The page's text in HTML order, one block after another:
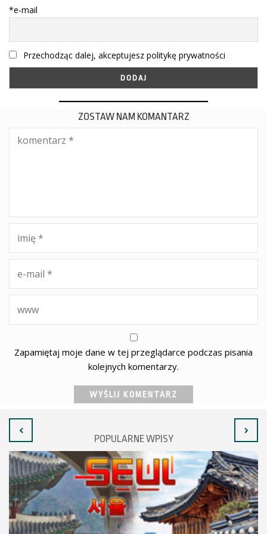
*e-mail
Przechodząc dalej, akceptujesz politykę prywatności
ZOSTAW NAM KOMANTARZ
Zapamiętaj moje dane w tej przeglądarce podczas pisania
kolejnych komentarzy.
POPULARNE WPISY